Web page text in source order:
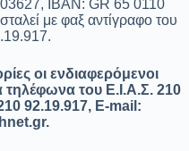
ΙΒΑΝ: GR 65 0110
με φαξ αντίγραφο του
οι ενδιαφερόμενοι
του Ε.Ι.Α.Σ. 210
92.19.917, Ε-mail: